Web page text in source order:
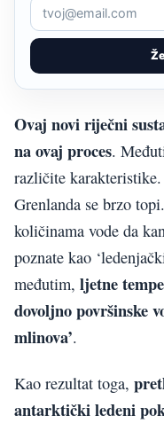
Ovaj novi riječni
na ovaj proces.
različite
Grenlanda se brzo
količinama vode da
poznate kao
međutim, ljetne
dovoljno površinske
mlinova’.
Kao rezultat toga,
antarktički ledeni